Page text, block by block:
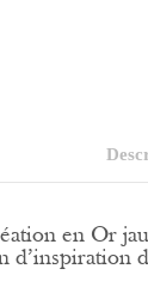
en Or